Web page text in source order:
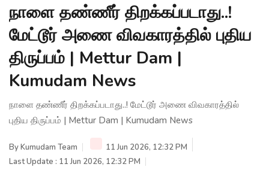
நாளை தண்ணீர் திறக்கப்படாது..!
மேட்டூர் அணை விவகாரத்தில் புதிய
திருப்பம் | Mettur Dam |
Kumudam News
நாளை தண்ணீர் திறக்கப்படாது..! மேட்டூர் அணை விவகாரத்தில்
புதிய திருப்பம் | Mettur Dam | Kumudam News
ByKumudam Team
11 Jun 2026, 12:32 PM
Last Update : 11 Jun 2026, 12:32 PM